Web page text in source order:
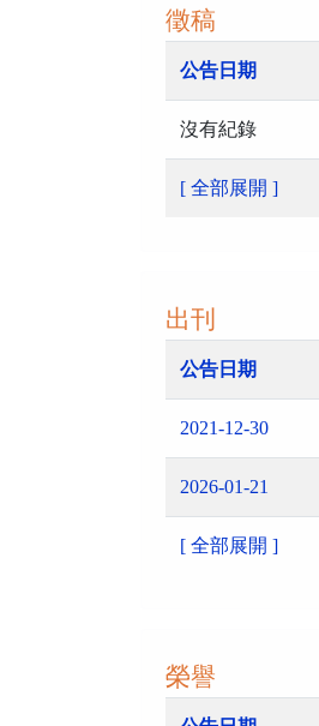
徵稿
公告日期
沒有紀錄
[ 全部展開 ]
出刊
公告日期
2021-12-30
2026-01-21
[ 全部展開 ]
榮譽